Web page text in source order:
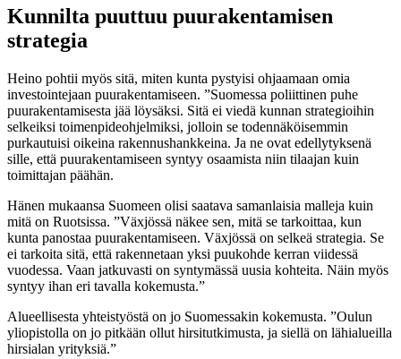
Kunnilta puuttuu puurakentamisen
strategia
Heino pohtii myös sitä, miten kunta pystyisi ohjaamaan omia
investointejaan puurakentamiseen. ”Suomessa poliittinen puhe
puurakentamisesta jää löysäksi. Sitä ei viedä kunnan strategioihin
selkeiksi toimenpideohjelmiksi, jolloin se todennäköisemmin
purkautuisi oikeina rakennushankkeina. Ja ne ovat edellytyksenä
sille, että puurakentamiseen syntyy osaamista niin tilaajan kuin
toimittajan päähän.
Hänen mukaansa Suomeen olisi saatava samanlaisia malleja kuin
mitä on Ruotsissa. ”Växjössä näkee sen, mitä se tarkoittaa, kun
kunta panostaa puurakentamiseen. Växjössä on selkeä strategia. Se
ei tarkoita sitä, että rakennetaan yksi puukohde kerran viidessä
vuodessa. Vaan jatkuvasti on syntymässä uusia kohteita. Näin myös
syntyy ihan eri tavalla kokemusta.”
Alueellisesta yhteistyöstä on jo Suomessakin kokemusta. ”Oulun
yliopistolla on jo pitkään ollut hirsitutkimusta, ja siellä on lähialueilla
hirsialan yrityksiä.”